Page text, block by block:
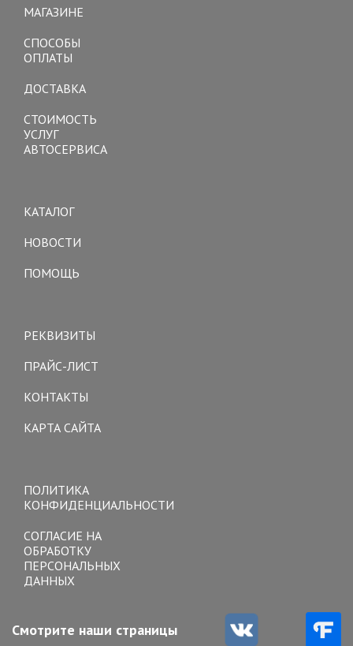
МАГАЗИНЕ
СПОСОБЫ
ОПЛАТЫ
ДОСТАВКА
СТОИМОСТЬ
УСЛУГ
АВТОСЕРВИСА
КАТАЛОГ
НОВОСТИ
ПОМОЩЬ
РЕКВИЗИТЫ
ПРАЙС-ЛИСТ
КОНТАКТЫ
КАРТА САЙТА
ПОЛИТИКА
КОНФИДЕНЦИАЛЬНОСТИ
СОГЛАСИЕ НА
ОБРАБОТКУ
ПЕРСОНАЛЬНЫХ
ДАННЫХ
Смотрите наши страницы